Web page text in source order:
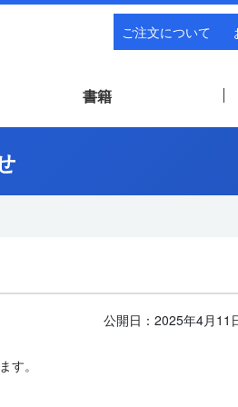
ご注文について
書籍
公開日： 2025年4月11
す。